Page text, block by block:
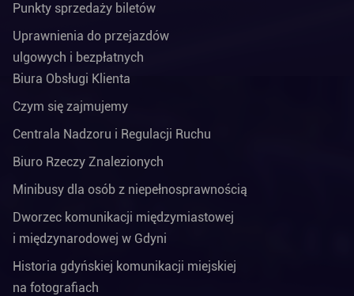
Punkty sprzedaży biletów
Uprawnienia do przejazdów
ulgowych i bezpłatnych
Biura Obsługi Klienta
Czym się zajmujemy
Centrala Nadzoru i Regulacji Ruchu
Biuro Rzeczy Znalezionych
Minibusy dla osób z niepełnosprawnością
Dworzec komunikacji międzymiastowej
i międzynarodowej w Gdyni
Historia gdyńskiej komunikacji miejskiej
na fotografiach